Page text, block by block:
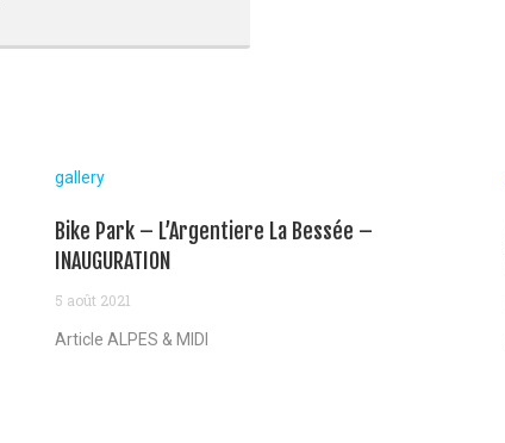
gallery
Bike Park – L’Argentiere La Bessée –
INAUGURATION
5 août 2021
Article ALPES & MIDI